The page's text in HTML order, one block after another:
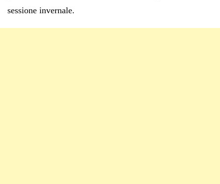
sessione invernale.